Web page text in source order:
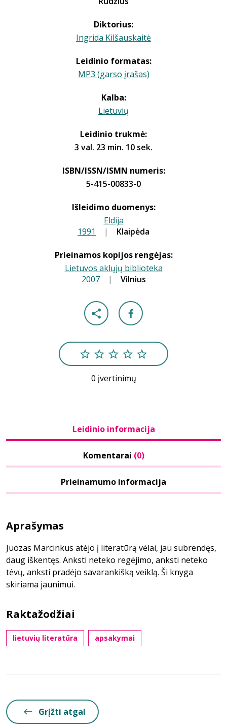
Diktorius:
Ingrida Kilšauskaitė
Leidinio formatas:
MP3 (garso įrašas)
Kalba:
Lietuvių
Leidinio trukmė:
3 val. 23 min. 10 sek.
ISBN/ISSN/ISMN numeris:
5-415-00833-0
Išleidimo duomenys:
Eldija
1991 | Klaipėda
Prieinamos kopijos rengėjas:
Lietuvos aklųjų biblioteka
2007 | Vilnius
0 įvertinimų
Leidinio informacija
Komentarai (0)
Prieinamumo informacija
Aprašymas
Juozas Marcinkus atėjo į literatūrą vėlai, jau subrendęs,
daug iškentęs. Anksti neteko regėjimo, anksti neteko
tėvų, anksti pradėjo savarankišką veiklą. Ši knyga
skiriama jaunimui.
Raktažodžiai
lietuvių literatūra apsakymai
Grįžti atgal